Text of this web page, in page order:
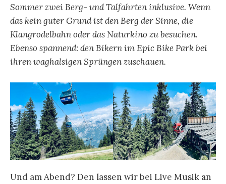
Sommer zwei Berg- und Talfahrten inklusive. Wenn
das kein guter Grund ist den Berg der Sinne, die
Klangrodelbahn oder das Naturkino zu besuchen.
Ebenso spannend: den Bikern im Epic Bike Park bei
ihren waghalsigen Sprüngen zuschauen.
Und am Abend? Den lassen wir bei Live Musik an